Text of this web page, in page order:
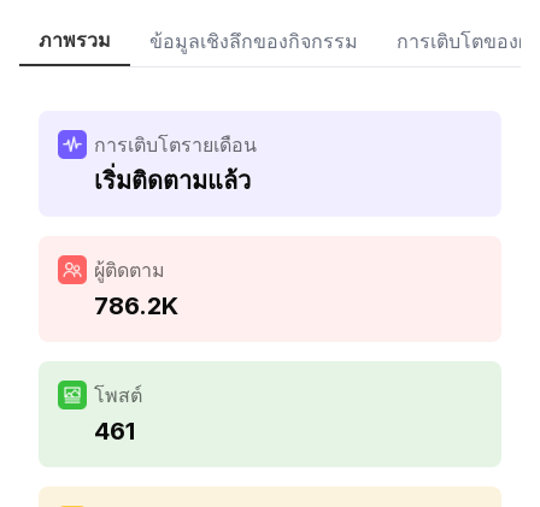
ภาพรวม ข้อมูลเชิงลึกของกิจกรรม การเติบโตของผู้
การเติบโตรายเดือน
เริ่มติดตามแล้ว
ผู้ติดตาม
786.2K
โพสต์
461